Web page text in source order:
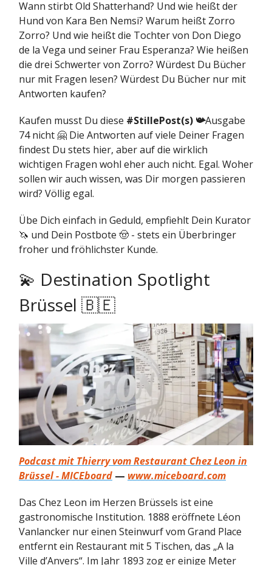
Wann stirbt Old Shatterhand? Und wie heißt der
Hund von Kara Ben Nemsi? Warum heißt Zorro
Zorro? Und wie heißt die Tochter von Don Diego
de la Vega und seiner Frau Esperanza? Wie heißen
die drei Schwerter von Zorro? Würdest Du Bücher
nur mit Fragen lesen? Würdest Du Bücher nur mit
Antworten kaufen?
Kaufen musst Du diese #StillePost(s) 📯Ausgabe
74 nicht 🤗 Die Antworten auf viele Deiner Fragen
findest Du stets hier, aber auf die wirklich
wichtigen Fragen wohl eher auch nicht. Egal. Woher
sollen wir auch wissen, was Dir morgen passieren
wird? Völlig egal.
Übe Dich einfach in Geduld, empfiehlt Dein Kurator
🦄 und Dein Postbote 🤠 - stets ein Überbringer
froher und fröhlichster Kunde.
💫 Destination Spotlight
Brüssel 🇧🇪
Podcast mit Thierry vom Restaurant Chez Leon in
Brüssel - MICEboard — www.miceboard.com
Das Chez Leon im Herzen Brüssels ist eine
gastronomische Institution. 1888 eröffnete Léon
Vanlancker nur einen Steinwurf vom Grand Place
entfernt ein Restaurant mit 5 Tischen, das „A la
Ville d’Anvers“. Im Jahr 1893 zog er einige Meter